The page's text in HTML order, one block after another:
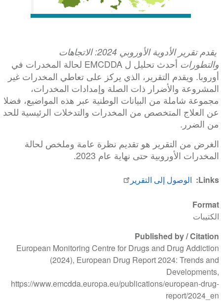
Format
الكتيبات
Published by / Citation
European Monitoring Centre for Drugs and Drug Addiction
(2024), European Drug Report 2024: Trends and
Developments,
https://www.emcdda.europa.eu/publications/european-drug-
report/2024_en
يقدم تقرير الأدوية الأوروبي 2024: الاتجاهات
والتطورات
أحدث تحليل ل EMCDDA لحالة المخدرات في
أوروبا. ويقدم التقرير، الذي يركز على تعاطي المخدرات غير
المشروعة والأضرار ذات الصلة وإمدادات المخدرات،
مجموعة شاملة من البيانات الوطنية عبر هذه المواضيع، فضلا
عن العلاج المتخصص من المخدرات والتدخلات الرئيسية للحد
من الضرر.
الغرض من التقرير هو تقديم نظرة عامة وملخص لحالة
المخدرات الأوروبية حتى نهاية عام 2023.
Links الوصول إلى التقرير